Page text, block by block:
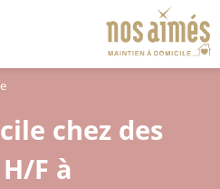
chez des
F à